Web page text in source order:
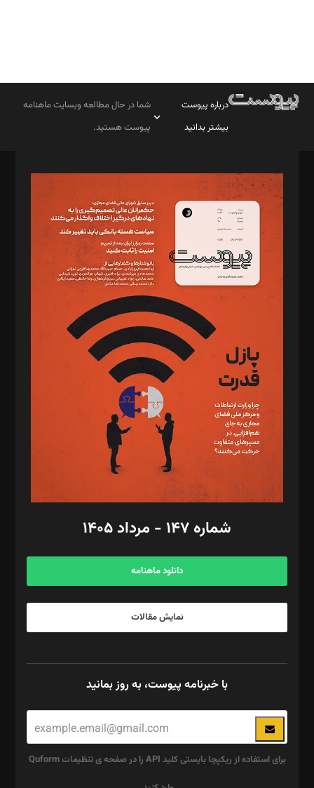
درباره پیوست
بیشتر بدانید
شما در حال مطالعه وبسایت ماهنامه
پیوست هستید.
مدیر مسئول: محمدباقر اثنی‌عشری
سردبیر: مهرک محمودی
دبیر تحریریه: میثم قاسمی
د‌بیر ناداستان: سمانه سمیع
د‌بیر خدمت و تجارت: ابوالفضل رجبی
د‌بیر حقوق فناوری: حسام‌الدین ایپکچی
د‌بیر پیوست جهان: مینا پاکدل
د‌بیر تحریریه آنلاین: بابک نقاش
تحریریه‌: مجتبی محمود‌ی، آرش برهمند، یسنا امان‌پور، سروش کرمیان،
مصطفی مسجدی آرانی، ابوالفضل رجبی، زهرا فکرانه، فائزه فتحی
رستمی،مصطفی باستان
ویرایش: نگار استاد‌‌آقا
طراح یونیفرم: مجید توکلی
فیلمبرداری و عکاسی: امیر شفیعی، مانی لطفی زاده
گرافیک و صفحه‌آرایی: سید‌سبحان‌علی ثابت
مد‌یر توسعه تجاری: کامبیز برید‌
امور مالی: شاپور رهبری، محمد‌ کاظمی‌نیا
آگهی و مشترکین: ۰۹۱۹۹۹۹۰۴۵۴
شماره ۱۴۷ - مرداد ۱۴۰۵
دانلود ماهنامه
نمایش مقالات
با خبرنامه پیوست، به روز بمانید
برای استفاده از ریکپچا بایستی کلید API را در صفحه ی تنظیمات Quform